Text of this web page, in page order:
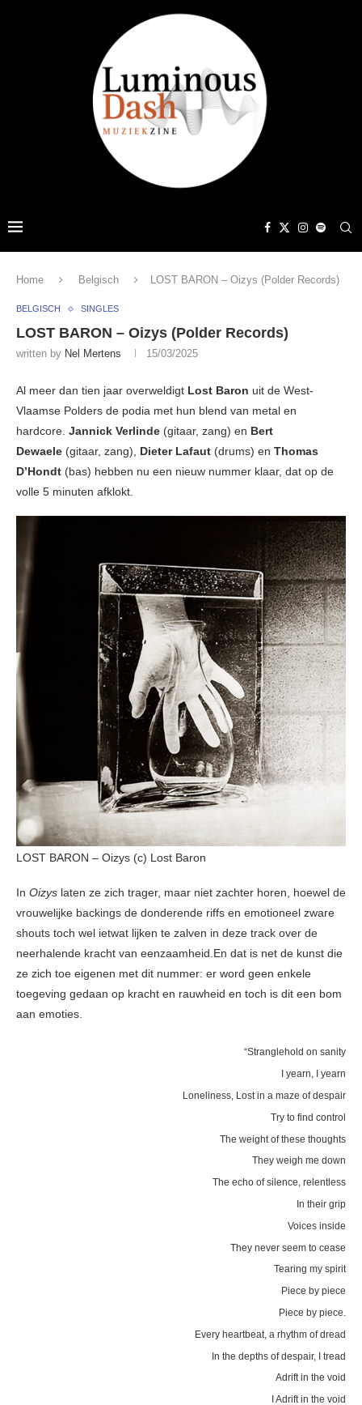
Home Belgisch LOST BARON – Oizys (Polder Records)
BELGISCH SINGLES
LOST BARON – Oizys (Polder Records)
written by Nel Mertens 15/03/2025
Al meer dan tien jaar overweldigt Lost Baron uit de West-
Vlaamse Polders de podia met hun blend van metal en
hardcore. Jannick Verlinde (gitaar, zang) en Bert
Dewaele (gitaar, zang), Dieter Lafaut (drums) en Thomas
D’Hondt (bas) hebben nu een nieuw nummer klaar, dat op de
volle 5 minuten afklokt.
LOST BARON – Oizys (c) Lost Baron
In Oizys laten ze zich trager, maar niet zachter horen, hoewel de
vrouwelijke backings de donderende riffs en emotioneel zware
shouts toch wel ietwat lijken te zalven in deze track over de
neerhalende kracht van eenzaamheid.En dat is net de kunst die
ze zich toe eigenen met dit nummer: er word geen enkele
toegeving gedaan op kracht en rauwheid en toch is dit een bom
aan emoties.
“Stranglehold on sanity
I yearn, I yearn
Loneliness, Lost in a maze of despair
Try to find control
The weight of these thoughts
They weigh me down
The echo of silence, relentless
In their grip
Voices inside
They never seem to cease
Tearing my spirit
Piece by piece
Piece by piece.
Every heartbeat, a rhythm of dread
In the depths of despair, I tread
Adrift in the void
I Adrift in the void